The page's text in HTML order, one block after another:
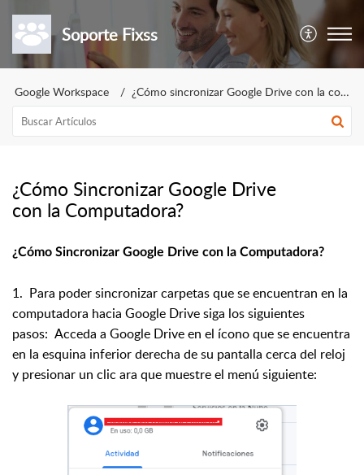
Soporte Fixss
Google Workspace ¿Cómo sincronizar Google Drive con la computadora?
¿Cómo Sincronizar Google Drive
con la Computadora?
¿Cómo Sincronizar Google Drive con la Computadora?
1. Para poder sincronizar carpetas que se encuentran en la
computadora hacia Google Drive siga los siguientes
pasos: Acceda a Google Drive en el ícono que se encuentra
en la esquina inferior derecha de su pantalla cerca del reloj
y presionar un clic ara que muestre el menú siguiente: